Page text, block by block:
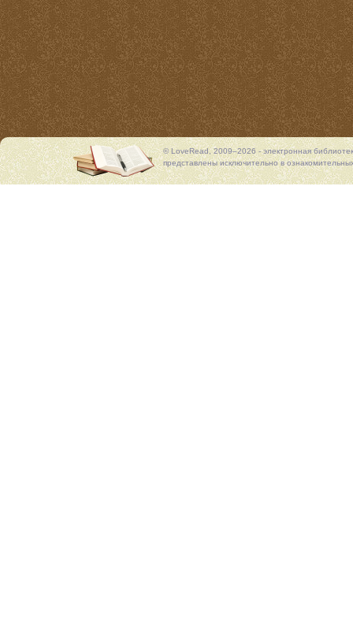
© LoveRead, 2009–2026 - электронная
представлены исключительно в